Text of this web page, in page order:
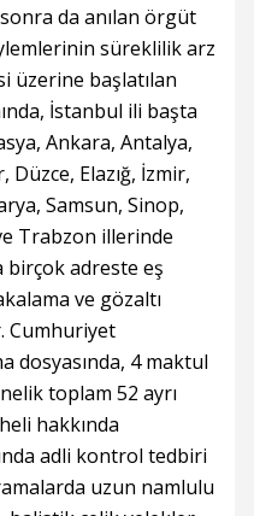
da anılan örgüt
süreklilik arz
üzerine başlatılan
İstanbul ili başta
Ankara, Antalya,
Elazığ, İzmir,
Samsun, Sinop,
Trabzon illerinde
birçok adreste eş
ve gözaltı
Cumhuriyet
dosyasında, 4 maktul
toplam 52 ayrı
hakkında
adli kontrol tedbiri
uzun namlulu